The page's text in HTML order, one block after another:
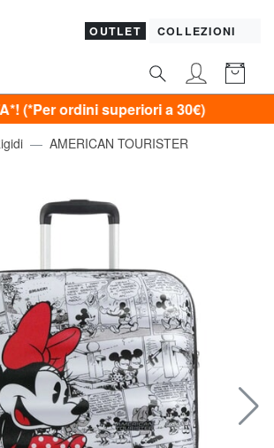
OUTLET COLLEZIONI
ordini superiori a 30€)
AMERICAN TOURISTER